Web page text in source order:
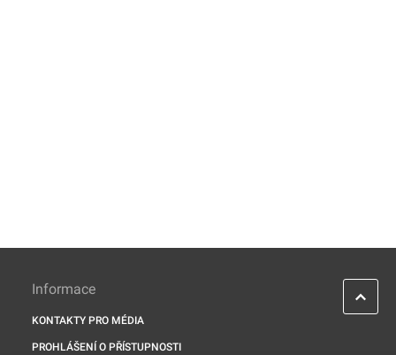
Informace
KONTAKTY PRO MÉDIA
PROHLÁŠENÍ O PŘÍSTUPNOSTI